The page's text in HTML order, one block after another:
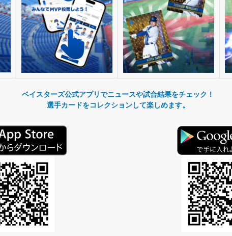
ベイスターズ公式アプリでニュースや試合結果をチェック！
選手カードをコレクションして楽しめます。